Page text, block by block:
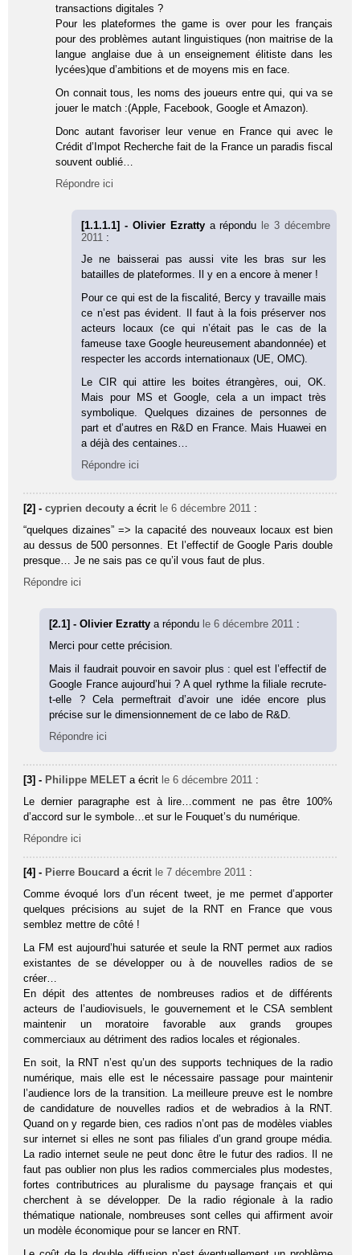
transactions digitales ?
Pour les plateformes the game is over pour les français
pour des problèmes autant linguistiques (non maitrise de la
langue anglaise due à un enseignement élitiste dans les
lycées)que d’ambitions et de moyens mis en face.
On connait tous, les noms des joueurs entre qui, qui va se
jouer le match :(Apple, Facebook, Google et Amazon).
Donc autant favoriser leur venue en France qui avec le
Crédit d’Impot Recherche fait de la France un paradis fiscal
souvent oublié…
Répondre ici
[1.1.1.1] - Olivier Ezratty a répondu le 3 décembre
2011 :
Je ne baisserai pas aussi vite les bras sur les
batailles de plateformes. Il y en a encore à mener !
Pour ce qui est de la fiscalité, Bercy y travaille mais
ce n’est pas évident. Il faut à la fois préserver nos
acteurs locaux (ce qui n’était pas le cas de la
fameuse taxe Google heureusement abandonnée) et
respecter les accords internationaux (UE, OMC).
Le CIR qui attire les boites étrangères, oui, OK.
Mais pour MS et Google, cela a un impact très
symbolique. Quelques dizaines de personnes de
part et d’autres en R&D en France. Mais Huawei en
a déjà des centaines…
Répondre ici
[2] -cyprien decouty a écrit le 6 décembre 2011 :
“quelques dizaines” => la capacité des nouveaux locaux est bien
au dessus de 500 personnes. Et l’effectif de Google Paris double
presque… Je ne sais pas ce qu’il vous faut de plus.
Répondre ici
[2.1] - Olivier Ezrattya répondu le 6 décembre 2011 :
Merci pour cette précision.
Mais il faudrait pouvoir en savoir plus : quel est l’effectif de
Google France aujourd’hui ? A quel rythme la filiale recrute-
t-elle ? Cela permeftrait d’avoir une idée encore plus
précise sur le dimensionnement de ce labo de R&D.
Répondre ici
[3] - Philippe MELET a écrit le 6 décembre 2011 :
Le dernier paragraphe est à lire…comment ne pas être 100%
d’accord sur le symbole…et sur le Fouquet’s du numérique.
Répondre ici
[4] - Pierre Boucard a écrit le 7 décembre 2011 :
Comme évoqué lors d’un récent tweet, je me permet d’apporter
quelques précisions au sujet de la RNT en France que vous
semblez mettre de côté !
La FM est aujourd’hui saturée et seule la RNT permet aux radios
existantes de se développer ou à de nouvelles radios de se
créer…
En dépit des attentes de nombreuses radios et de différents
acteurs de l’audiovisuels, le gouvernement et le CSA semblent
maintenir un moratoire favorable aux grands groupes
commerciaux au détriment des radios locales et régionales.
En soit, la RNT n’est qu’un des supports techniques de la radio
numérique, mais elle est le nécessaire passage pour maintenir
l’audience lors de la transition. La meilleure preuve est le nombre
de candidature de nouvelles radios et de webradios à la RNT.
Quand on y regarde bien, ces radios n’ont pas de modèles viables
sur internet si elles ne sont pas filiales d’un grand groupe média.
La radio internet seule ne peut donc être le futur des radios. Il ne
faut pas oublier non plus les radios commerciales plus modestes,
fortes contributrices au pluralisme du paysage français et qui
cherchent à se développer. De la radio régionale à la radio
thématique nationale, nombreuses sont celles qui affirment avoir
un modèle économique pour se lancer en RNT.